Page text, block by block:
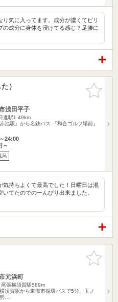
り気に入ってます。成分が濃くてピリ
の成分に身体を浸けてる感じ？足腰に
お気に入
りに追加
）
浅田平子
進駅1.49km
池駅』から名鉄バス 『和合ゴルフ場前』
24:00
～
呂
気持ちよくて最高でした！日曜日は混
てたのでのーんびり出来ました。
お気に入
りに追加
元浜町
尾張横須賀駅589m
須賀駅から東海市循環バスで5分、玉ノ
…